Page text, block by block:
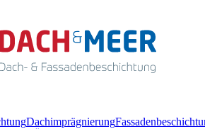
Dachimprägnierung